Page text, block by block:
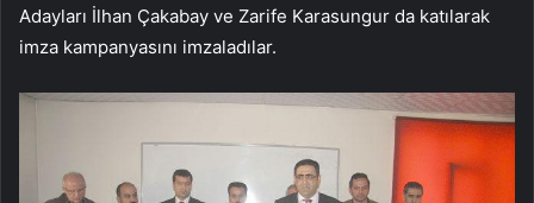
Adayları İlhan Çakabay ve Zarife Karasungur da katılarak
imza kampanyasını imzaladılar.